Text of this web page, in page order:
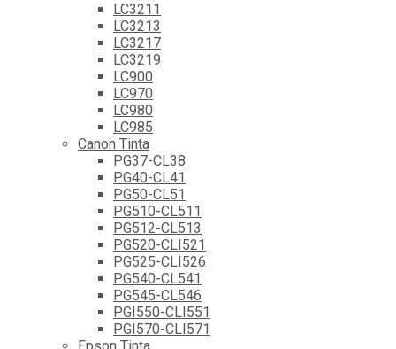
LC3211
LC3213
LC3217
LC3219
LC900
LC970
LC980
LC985
Canon Tinta
PG37-CL38
PG40-CL41
PG50-CL51
PG510-CL511
PG512-CL513
PG520-CLI521
PG525-CLI526
PG540-CL541
PG545-CL546
PGI550-CLI551
PGI570-CLI571
Epson Tinta